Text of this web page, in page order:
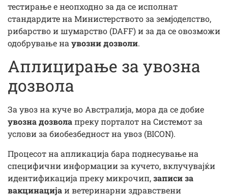
тестирање е неопходно за да се исполнат
стандардите на Министерството за земјоделство,
рибарство и шумарство (DAFF) и за да се овозможи
одобрување на увозни дозволи.
Аплицирање за увозна
дозвола
За увоз на куче во Австралија, мора да се добие
увозна дозволапреку порталот на Системот за
услови за биобезбедност на увоз (BICON).
Процесот на апликација бара поднесување на
специфични информации за кучето, вклучувајќи
идентификација преку микрочип,записи за
вакцинацијаи ветеринарни здравствени